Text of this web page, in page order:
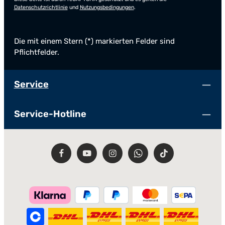
Datenschutzrichtlinieund Nutzungsbedingungen.
Die mit einem Stern (*) markierten Felder sind
Pflichtfelder.
Service
Service-Hotline